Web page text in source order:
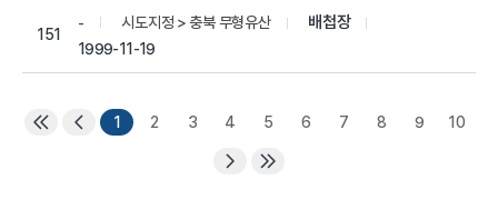
151
- 시도지정 > 충북 무형유산 배첩장
1999-11-19
1 2 3 4 5 6 7 8 9 10